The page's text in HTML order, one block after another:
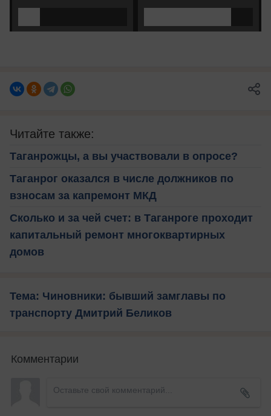
Читайте также:
Таганрожцы, а вы участвовали в опросе?
Таганрог оказался в числе должников по
взносам за капремонт МКД
Сколько и за чей счет: в Таганроге проходит
капитальный ремонт многоквартирных
домов
Тема: Чиновники: бывший замглавы по
транспорту Дмитрий Беликов
Комментарии